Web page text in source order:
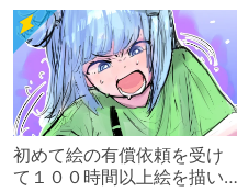
初めて絵の有償依頼を受け
て１００時間以上絵を描い